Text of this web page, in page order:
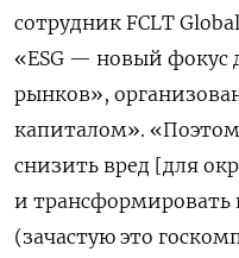
сотрудник FCLT
«ESG — новый фокус
рынков»,
капиталом».
снизить вред [для
и трансформировать
(зачастую это